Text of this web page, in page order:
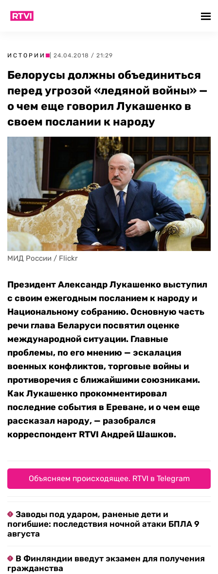
ИСТОРИИ | 24.04.2018 / 21:29
Белорусы должны объединиться
перед угрозой «ледяной войны» —
о чем еще говорил Лукашенко в
своем послании к народу
МИД России / Flickr
Президент Александр Лукашенко выступил
с своим ежегодным посланием к народу и
Национальному собранию. Основную часть
речи глава Беларуси посвятил оценке
международной ситуации. Главные
проблемы, по его мнению — эскалация
военных конфликтов, торговые войны и
противоречия с ближайшими союзниками.
Как Лукашенко прокомментировал
последние события в Ереване, и о чем еще
рассказал народу, — разобрался
корреспондент RTVI Андрей Шашков.
Объясняем происходящее. RTVI в Telegram
Заводы под ударом, раненые дети и
погибшие: последствия ночной атаки БПЛА 9
августа
В Финляндии введут экзамен для получения
гражданства